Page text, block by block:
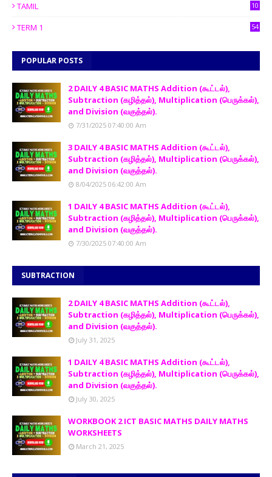
TAMIL 10
TERM 1 54
POPULAR POSTS
2 DAILY 4 BASIC MATHS Addition (கூட்டல்),
Subtraction (கழித்தல்), Multiplication (பெருக்கல்),
and Division (வகுத்தல்).
7/31/2025 07:40:00 Am
3 DAILY 4 BASIC MATHS Addition (கூட்டல்),
Subtraction (கழித்தல்), Multiplication (பெருக்கல்),
and Division (வகுத்தல்).
8/04/2025 06:42:00 Am
1 DAILY 4 BASIC MATHS Addition (கூட்டல்),
Subtraction (கழித்தல்), Multiplication (பெருக்கல்),
and Division (வகுத்தல்).
7/30/2025 07:40:00 Am
SUBTRACTION
2 DAILY 4 BASIC MATHS Addition (கூட்டல்),
Subtraction (கழித்தல்), Multiplication (பெருக்கல்),
and Division (வகுத்தல்).
July 31, 2025
1 DAILY 4 BASIC MATHS Addition (கூட்டல்),
Subtraction (கழித்தல்), Multiplication (பெருக்கல்),
and Division (வகுத்தல்).
July 30, 2025
WORKBOOK 2 ICT BASIC MATHS DAILY MATHS
WORKSHEETS
March 21, 2025